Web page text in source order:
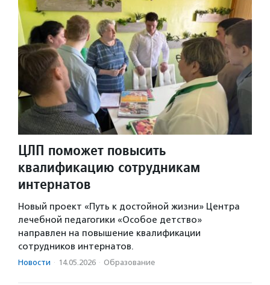
ЦЛП поможет повысить
квалификацию сотрудникам
интернатов
Новый проект «Путь к достойной жизни» Центра
лечебной педагогики «Особое детство»
направлен на повышение квалификации
сотрудников интернатов.
Новости · 14.05.2026 · Образование